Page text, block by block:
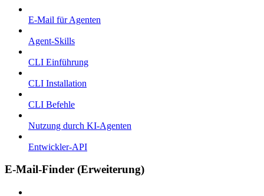
E-Mail für Agenten
Agent-Skills
CLI Einführung
CLI Installation
CLI Befehle
Nutzung durch KI-Agenten
Entwickler-API
E-Mail-Finder (Erweiterung)